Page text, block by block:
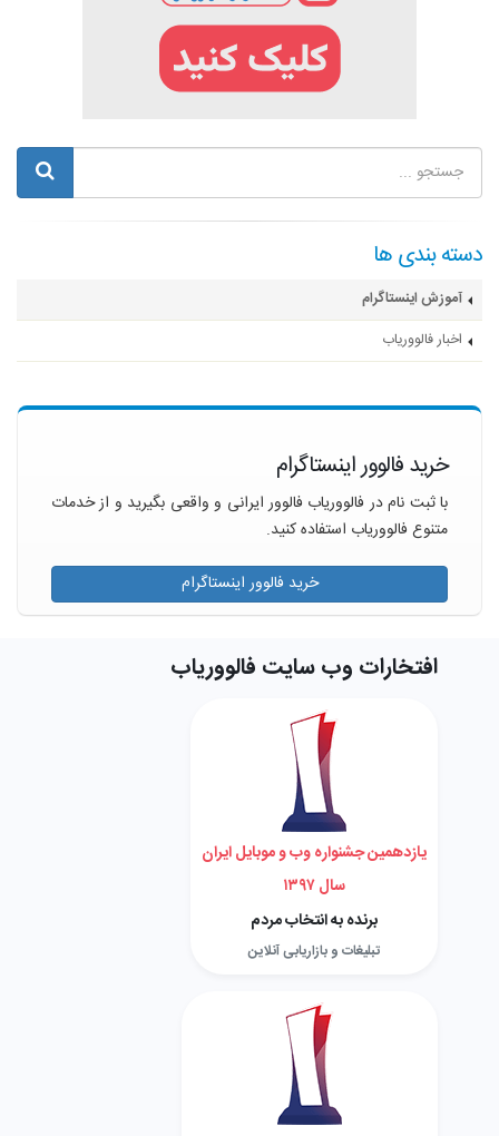
دسته بندی ها
آموزش اینستاگرام
اخبار فالووریاب
خرید فالوور اینستاگرام
با ثبت نام در فالووریاب فالوور ایرانی و واقعی بگیرید و از خدمات
متنوع فالووریاب استفاده کنید.
خرید فالوور اینستاگرام
افتخارات وب سایت فالووریاب
یازدهمین جشنواره وب و موبایل ایران
سال ۱۳۹۷
برنده به انتخاب مردم
تبلیغات و بازاریابی آنلاین